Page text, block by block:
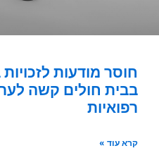
חוסר מודעות
בבית חולים קשה
רפואיות
קרא עוד »